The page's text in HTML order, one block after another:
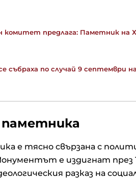
комитет предлага: Паметник на
събраха по случай 9 септември
е тясно свързана с
е издигнат през
разказ на